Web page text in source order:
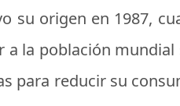
su origen en 1987,
a la población
para reducir su